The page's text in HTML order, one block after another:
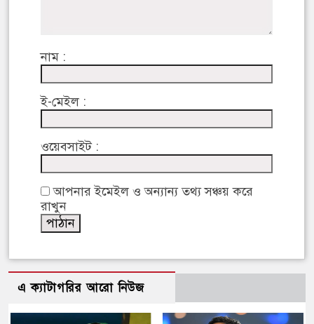
নাম :
ই-মেইল :
ওয়েবসাইট :
আপনার ইমেইল ও অন্যান্য তথ্য সঞ্চয় করে
রাখুন
এ ক্যাটাগরির আরো নিউজ